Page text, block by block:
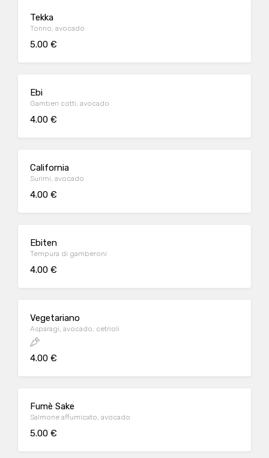
Tekka
Tonno, avocado
5.00 €
Ebi
Gamberi cotti, avocado
4.00 €
California
Surimi, avocado
4.00 €
Ebiten
Tempura di gamberoni
4.00 €
Vegetariano
Asparagi, avocado, cetrioli
4.00 €
Fumè Sake
Salmone affumicato, avocado
5.00 €